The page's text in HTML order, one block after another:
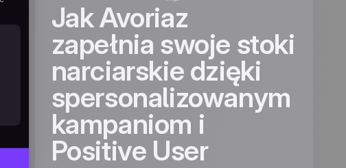
Jak Avoriaz
zapełnia swoje stoki
narciarskie dzięki
spersonalizowanym
kampaniom i
Positive User